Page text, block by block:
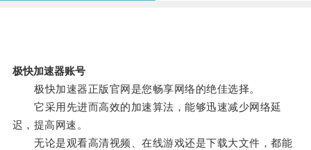
极快加速器账号
极快加速器正版官网是您畅享网络的绝佳选择。
它采用先进而高效的加速算法，能够迅速减少网络延
迟，提高网速。
无论是观看高清视频、在线游戏还是下载大文件，都能